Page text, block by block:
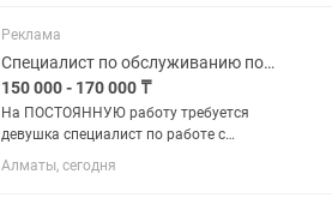
распечатка, прием...
Реклама
Специалист по обслуживанию покупателей в магазине
150 000 - 170 000 ₸
На ПОСТОЯННУЮ работу требуется
девушка специалист по работе с
клиентами. Ксерокопия, распечатка,
прием заказов, продажа товаров.
Алматы, сегодня